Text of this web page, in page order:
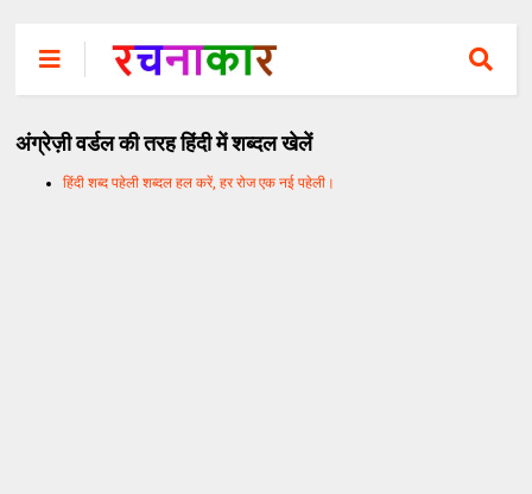
अंग्रेज़ी वर्डल की तरह हिंदी में शब्दल खेलें
हिंदी शब्द पहेली शब्दल हल करें, हर रोज एक नई पहेली।